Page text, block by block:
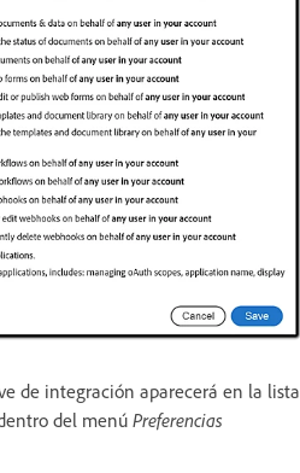
de integración aparecerá en la lista
del menú Preferencias